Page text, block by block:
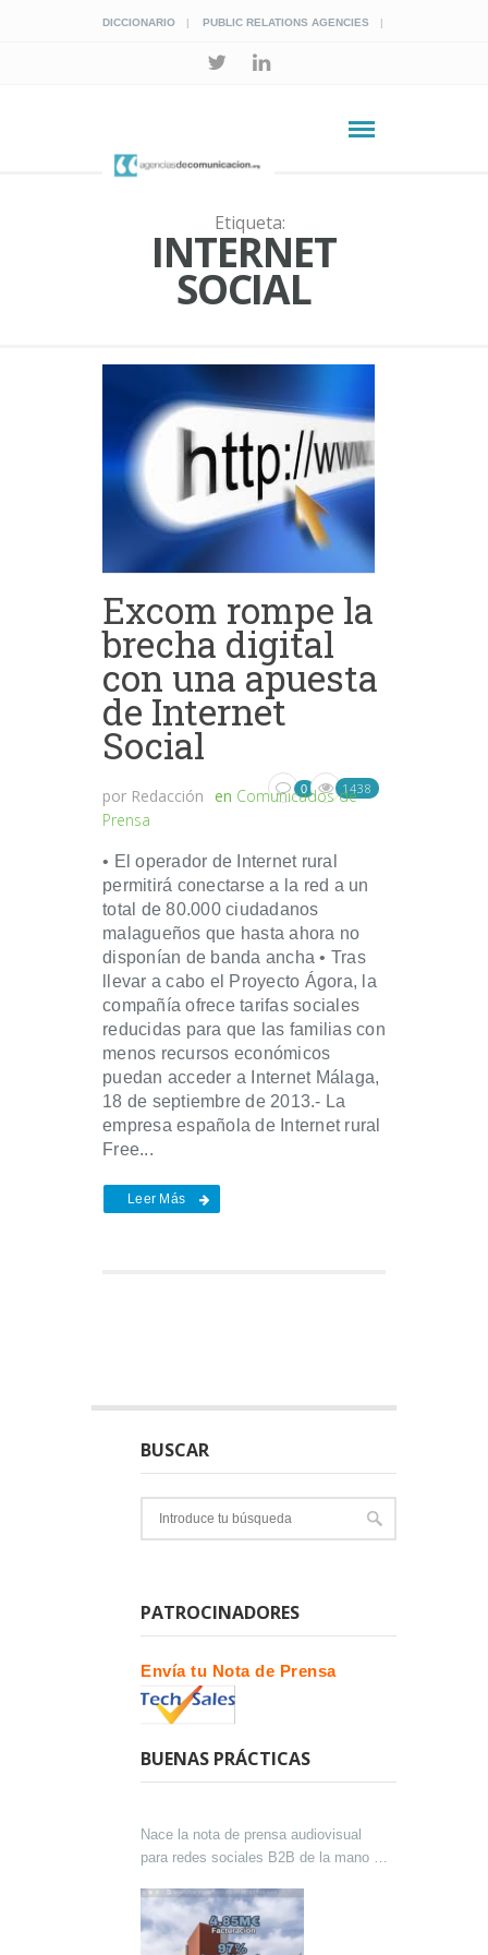
DICCIONARIO PUBLIC RELATIONS AGENCIES
Etiqueta:
INTERNET
SOCIAL
Excom rompe la
brecha digital
con una apuesta
de Internet
Social
por Redacción en Comunicados de
Prensa
0 1438
• El operador de Internet rural
permitirá conectarse a la red a un
total de 80.000 ciudadanos
malagueños que hasta ahora no
disponían de banda ancha • Tras
llevar a cabo el Proyecto Ágora, la
compañía ofrece tarifas sociales
reducidas para que las familias con
menos recursos económicos
puedan acceder a Internet Málaga,
18 de septiembre de 2013.- La
empresa española de Internet rural
Free...
Leer Más
BUSCAR
PATROCINADORES
Envía tu Nota de Prensa
BUENAS PRÁCTICAS
Nace la nota de prensa audiovisual
para redes sociales B2B de la mano de